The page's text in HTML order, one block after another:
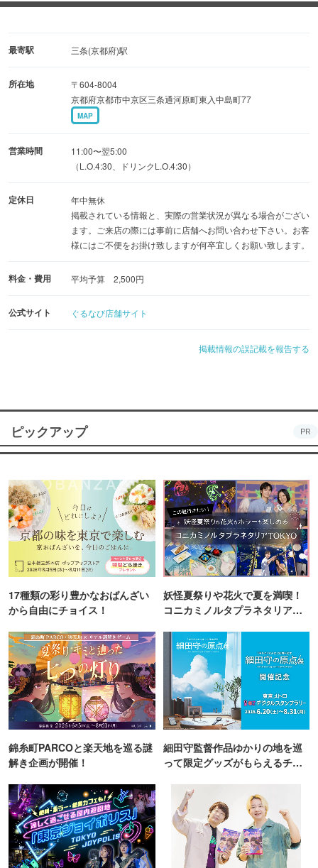
最寄駅 三条(京都府)駅
所在地
〒604-8004
京都府京都市中京区三条通河原町東入中島町77
MAP
営業時間
11:00〜翌5:00
（L.O.4:30、ドリンクL.O.4:30）
定休日
年中無休
掲載されている情報と、実際の営業状況が異なる場合がござい
ます。ご来店の際には事前に店舗へお問い合わせ下さい。お客
様にはご不便をお掛け致しますが何卒宜しくお願い致します。
料金・費用 平均予算 2,500円
公式サイト ぐるなび店舗サイト
掲載情報の誤記載を報告する
ピックアップ PR
17種類の彩り豊かなおばんざい
から自由にチョイス！
妖怪夏祭りや花火で夏を満喫！
コニカミノルタプラネタリア
錦糸町PARCOと楽天地を巡る謎
解き企画が開催！
細田守監督作品ゆかりの地を巡
って限定グッズがもらえるチャ